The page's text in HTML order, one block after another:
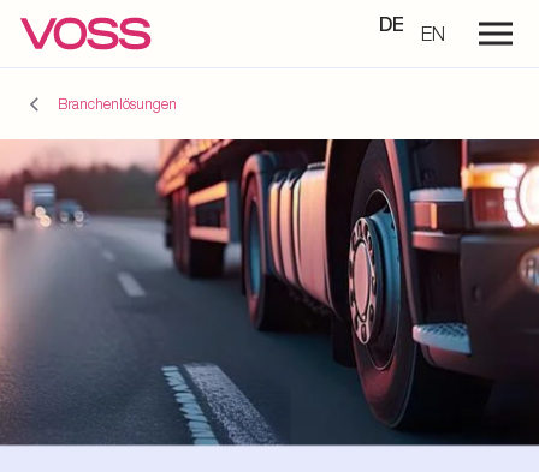
DE EN
Branchenlösungen